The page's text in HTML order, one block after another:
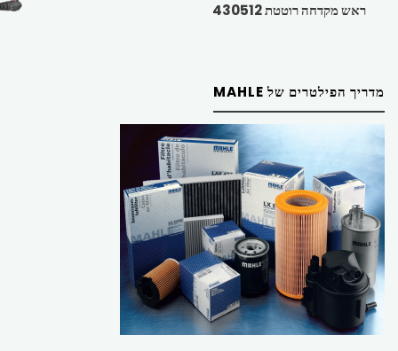
ראש מקדחה רוטטת 430512
מדריך הפילטרים של MAHLE